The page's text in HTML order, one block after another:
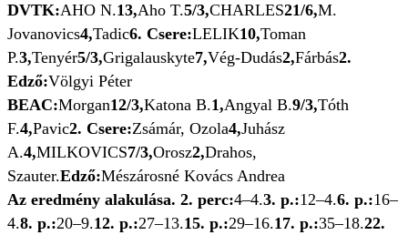
DVTK:AHO N.13,Aho T.5/3,CHARLES21/6,M.
Jovanovics4,Tadic6. Csere:LELIK10,Toman
P.3,Tenyér5/3,Grigalauskyte7,Vég-Dudás2,Fárbás2.
Edző:Völgyi Péter
BEAC:Morgan12/3,Katona B.1,Angyal B.9/3,Tóth
F.4,Pavic2. Csere:Zsámár, Ozola4,Juhász
A.4,MILKOVICS7/3,Orosz2,Drahos,
Szauter.Edző:Mészárosné Kovács Andrea
Az eredmény alakulása. 2. perc:4–4.3. p.:12–4.6. p.:16–
4.8. p.:20–9.12. p.:27–13.15. p.:29–16.17. p.:35–18.22.